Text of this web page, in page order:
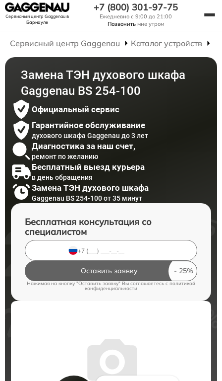
Сервисный центр Gaggenauв
Барнауле
+7 (800) 301-97-75
Ежедневно с 9:00 до 21:00
Позвонить мне утром
Сервисный центр Gaggenau Каталог устройств
Замена ТЭН духового шкафа
Gaggenau BS 254-100
Официальный сервис
Гарантийное обслуживание
духового шкафа Gaggenau до 3 лет
Диагностика за наш счет,
ремонт по желанию
Бесплатный выезд курьера
в день обращения
Замена ТЭН духового шкафа
Gaggenau BS 254-100 от 35 минут
Бесплатная консультация со
специалистом
Оставить заявку
Нажимая на кнопку "Оставить заявку" Вы соглашаетесь cполитикой
конфиденциальности